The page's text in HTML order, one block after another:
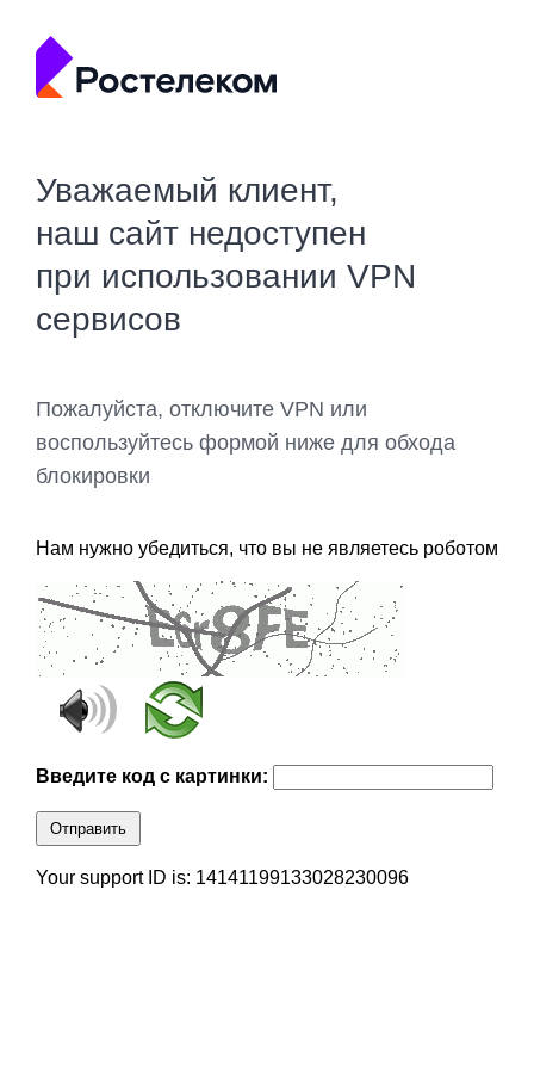
Уважаемый клиент,
наш сайт недоступен
при использовании VPN
сервисов
Пожалуйста, отключите VPN или
воспользуйтесь формой ниже для обхода
блокировки
Нам нужно убедиться, что вы не являетесь роботом
Введите код с картинки:
Отправить
Your support ID is: 14141199133028230096